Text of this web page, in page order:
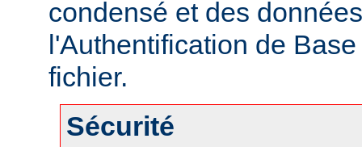
condensé et des
l'Authentification de
fichier.
Sécurité